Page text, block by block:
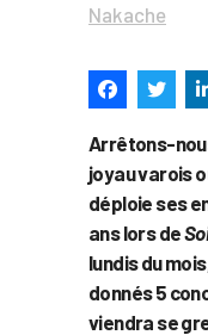
Nakache
Arrêtons-
joyau varois
déploie ses
ans lors de
lundis du
donnés 5
viendra se